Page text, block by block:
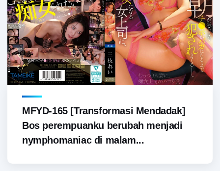
MFYD-165 [Transformasi Mendadak]
Bos perempuanku berubah menjadi
nymphomaniac di malam...